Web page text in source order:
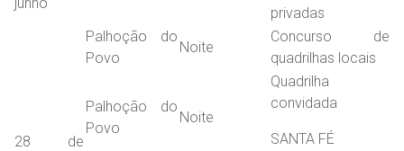
privadas
Palhoção do
Povo
Noite
Concurso de
quadrilhas locais
28 de
Palhoção do
Povo
Noite
Quadrilha
convidada
SANTA FÉ